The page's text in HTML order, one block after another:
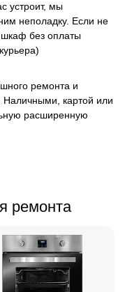
устроит, мы
неполадку. Если не
шкаф без оплаты
ремонта и
картой или
расширенную
ремонта